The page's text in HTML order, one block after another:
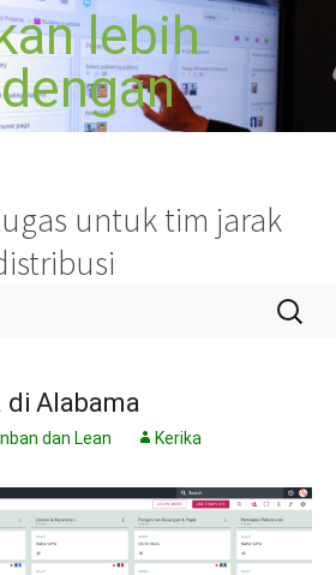
lebih
untuk tim jarak
Cari
untuk:
di Alabama
dan Lean Kerika